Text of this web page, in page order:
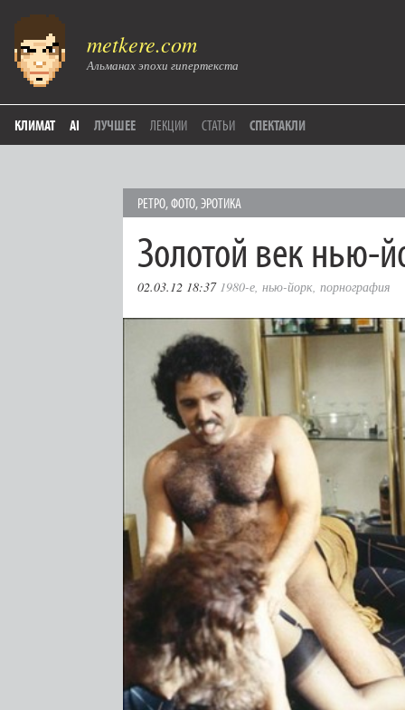
metkere.com
Альманах эпохи гипертекста
КЛИМАТ AI ЛУЧШЕЕ ЛЕКЦИИ СТАТЬИ СПЕКТАКЛИ
РЕТРО,ФОТО,ЭРОТИКА
Золотой век нью-
02.03.12 18:37 1980-е, нью-йорк, порнография